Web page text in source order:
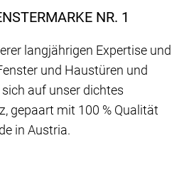
NR. 1
langjährigen Expertise und
und Haustüren und
auf unser dichtes
gepaart mit 100 % Qualität
in Austria.